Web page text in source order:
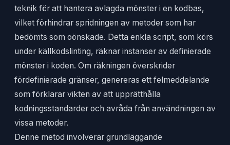
teknik för att hantera avlagda mönster i en kodbas,
vilket förhindrar spridningen av metoder som har
bedömts som oönskade. Detta enkla script, som körs
under källkodslinting, räknar instanser av definierade
mönster i koden. Om räkningen överskrider
fördefinierade gränser, genereras ett felmeddelande
som förklarar vikten av att upprätthålla
kodningsstandarder och avråda från användningen av
vissa metoder.
Denne metod involverar grundläggande